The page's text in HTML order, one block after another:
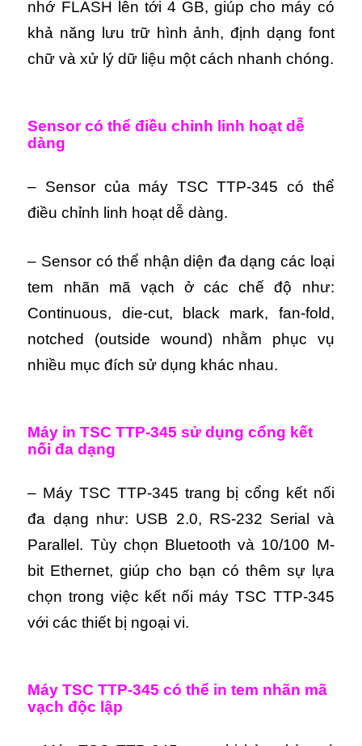
nhớ FLASH lên tới 4 GB, giúp cho máy có
khả năng lưu trữ hình ảnh, định dạng font
chữ và xử lý dữ liệu một cách nhanh chóng.
Sensor có thể điều chỉnh linh hoạt dễ
dàng
– Sensor của máy TSC TTP-345 có thể
điều chỉnh linh hoạt dễ dàng.
– Sensor có thể nhận diện đa dạng các loại
tem nhãn mã vạch ở các chế độ như:
Continuous, die-cut, black mark, fan-fold,
notched (outside wound) nhằm phục vụ
nhiều mục đích sử dụng khác nhau.
Máy in TSC TTP-345 sử dụng cổng kết
nối đa dạng
– Máy TSC TTP-345 trang bị cổng kết nối
đa dạng như: USB 2.0, RS-232 Serial và
Parallel. Tùy chọn Bluetooth và 10/100 M-
bit Ethernet, giúp cho bạn có thêm sự lựa
chọn trong việc kết nối máy TSC TTP-345
với các thiết bị ngoại vi.
Máy TSC TTP-345 có thể in tem nhãn mã
vạch độc lập